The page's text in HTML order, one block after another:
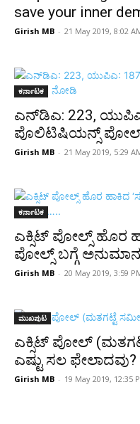
save your inner
Girish MB - 21 May 2019, 8:02
ಕರ್ನಾಟಕ
ಎನ್‍ಡಿಎ: 223,
ಪೊಲಿಟಿಷಿಯನ್ಸ್
Girish MB - 21 May 2019, 5:29
ಕರ್ನಾಟಕ
ಎಕ್ಸಿಟ್ ಪೋಲ್ಸ್ ಹೊರ
ಪೋಲ್ಸ್ ಬಗ್ಗೆ
Girish MB - 20 May 2019, 3:59
ಮುಖಪುಟ
ಎಕ್ಸಿಟ್ ಪೋಲ್
ಎಷ್ಟು ಸಲ ಫೇಲಾದವು?
Girish MB - 19 May 2019, 12:35